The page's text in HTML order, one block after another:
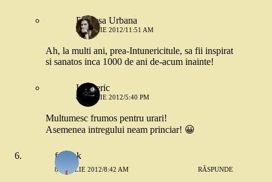
Printesa Urbana
8 APRILIE 2012/11:51 AM
Ah, la multi ani, prea-Intunericitule, sa fii inspirat
si sanatos inca 1000 de ani de-acum inainte!
Intuneric
8 APRILIE 2012/5:40 PM
Multumesc frumos pentru urari!
Asemenea intregului neam princiar! 😀
frmshk
8 APRILIE 2012/8:42 AM RĂSPUNDE